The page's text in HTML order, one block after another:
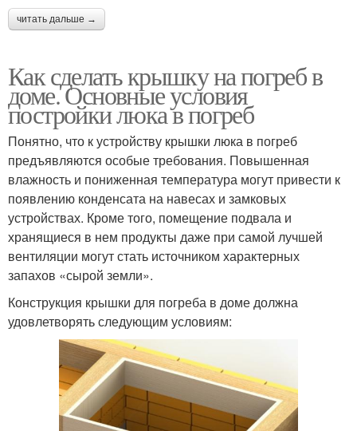
читать дальше →
Как сделать крышку на погреб в
доме. Основные условия
постройки люка в погреб
Понятно, что к устройству крышки люка в погреб
предъявляются особые требования. Повышенная
влажность и пониженная температура могут привести к
появлению конденсата на навесах и замковых
устройствах. Кроме того, помещение подвала и
хранящиеся в нем продукты даже при самой лучшей
вентиляции могут стать источником характерных
запахов «сырой земли».
Конструкция крышки для погреба в доме должна
удовлетворять следующим условиям: